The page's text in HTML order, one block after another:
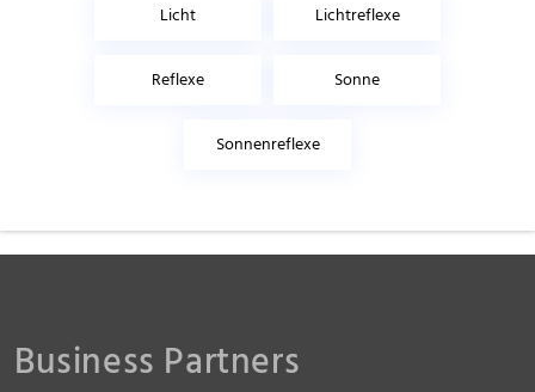
Licht Lichtreflexe
Reflexe Sonne
Sonnenreflexe
Business Partners